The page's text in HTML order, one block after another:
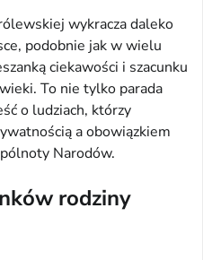
wykracza daleko
podobnie jak w wielu
ciekawości i szacunku
To nie tylko parada
o ludziach, którzy
a obowiązkiem
Narodów.
rodziny